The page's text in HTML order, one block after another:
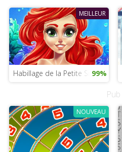
MEILLEUR
Habillage de la Petite Sirène
99%
Pub
NOUVEAU